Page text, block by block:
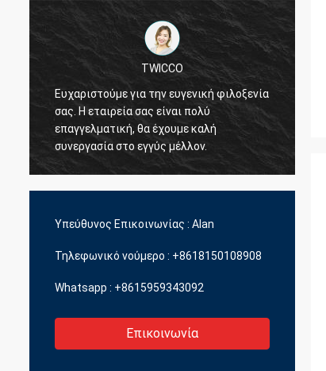
TWICCO
Ευχαριστούμε για την ευγενική φιλοξενία
σας. Η εταιρεία σας είναι πολύ
επαγγελματική, θα έχουμε καλή
συνεργασία στο εγγύς μέλλον.
Υπεύθυνος Επικοινωνίας : Alan
Τηλεφωνικό νούμερο : +8618150108908
Whatsapp : +8615959343092
Επικοινωνία